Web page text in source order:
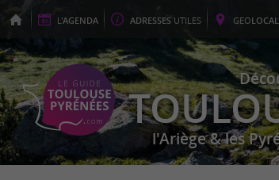
L'AGENDA ADRESSES UTILES GEO
l'Ariège & les